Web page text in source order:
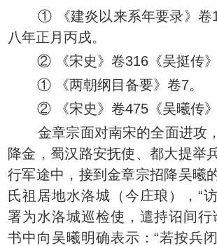
① 《建炎以来系年要录》卷
八年正月丙戌。
② 《宋史》卷316《吴挺传》
① 《两朝纲目备要》卷7。
② 《宋史》卷475《吴曦传》
金章宗面对南宋的全面进攻
降金，蜀汉路安抚使、都大提举
行军途中，接到金章宗招降吴曦
氏祖居地水洛城（今庄琅），“
署为水洛城巡检使，遣持诏间行
书中向吴曦明确表示：“若按兵